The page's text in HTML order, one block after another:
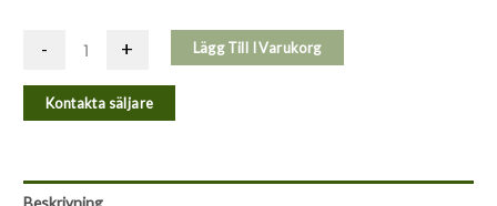
- + Lägg Till I Varukorg
Kontakta säljare